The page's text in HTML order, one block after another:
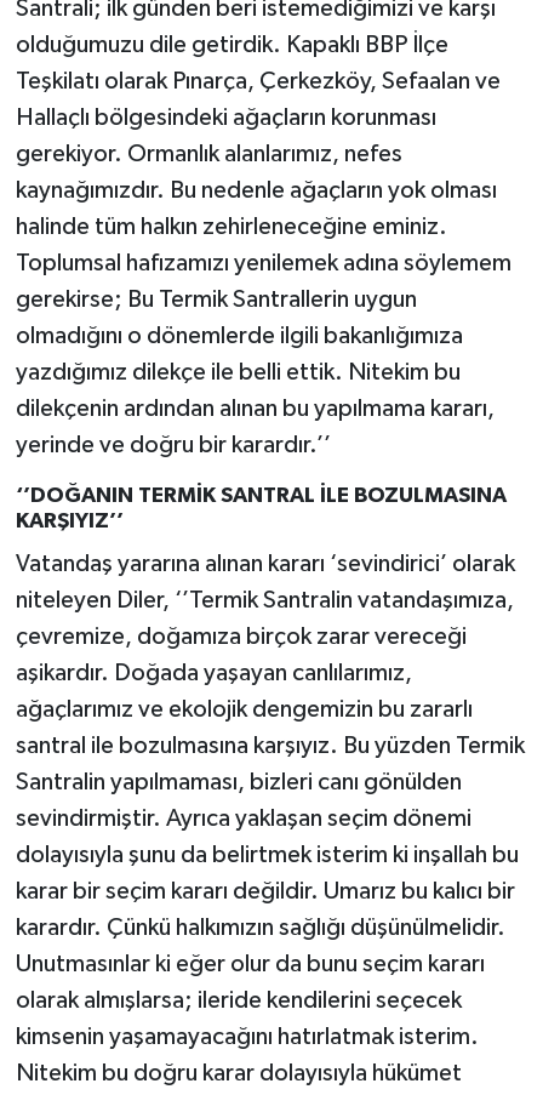
Santrali; ilk günden beri istemediğimizi ve karşı
olduğumuzu dile getirdik. Kapaklı BBP İlçe
Teşkilatı olarak Pınarça, Çerkezköy, Sefaalan ve
Hallaçlı bölgesindeki ağaçların korunması
gerekiyor. Ormanlık alanlarımız, nefes
kaynağımızdır. Bu nedenle ağaçların yok olması
halinde tüm halkın zehirleneceğine eminiz.
Toplumsal hafızamızı yenilemek adına söylemem
gerekirse; Bu Termik Santrallerin uygun
olmadığını o dönemlerde ilgili bakanlığımıza
yazdığımız dilekçe ile belli ettik. Nitekim bu
dilekçenin ardından alınan bu yapılmama kararı,
yerinde ve doğru bir karardır.’’
‘’DOĞANIN TERMİK SANTRAL İLE BOZULMASINA
KARŞIYIZ’’
Vatandaş yararına alınan kararı ‘sevindirici’ olarak
niteleyen Diler, ‘’Termik Santralin vatandaşımıza,
çevremize, doğamıza birçok zarar vereceği
aşikardır. Doğada yaşayan canlılarımız,
ağaçlarımız ve ekolojik dengemizin bu zararlı
santral ile bozulmasına karşıyız. Bu yüzden Termik
Santralin yapılmaması, bizleri canı gönülden
sevindirmiştir. Ayrıca yaklaşan seçim dönemi
dolayısıyla şunu da belirtmek isterim ki inşallah bu
karar bir seçim kararı değildir. Umarız bu kalıcı bir
karardır. Çünkü halkımızın sağlığı düşünülmelidir.
Unutmasınlar ki eğer olur da bunu seçim kararı
olarak almışlarsa; ileride kendilerini seçecek
kimsenin yaşamayacağını hatırlatmak isterim.
Nitekim bu doğru karar dolayısıyla hükümet